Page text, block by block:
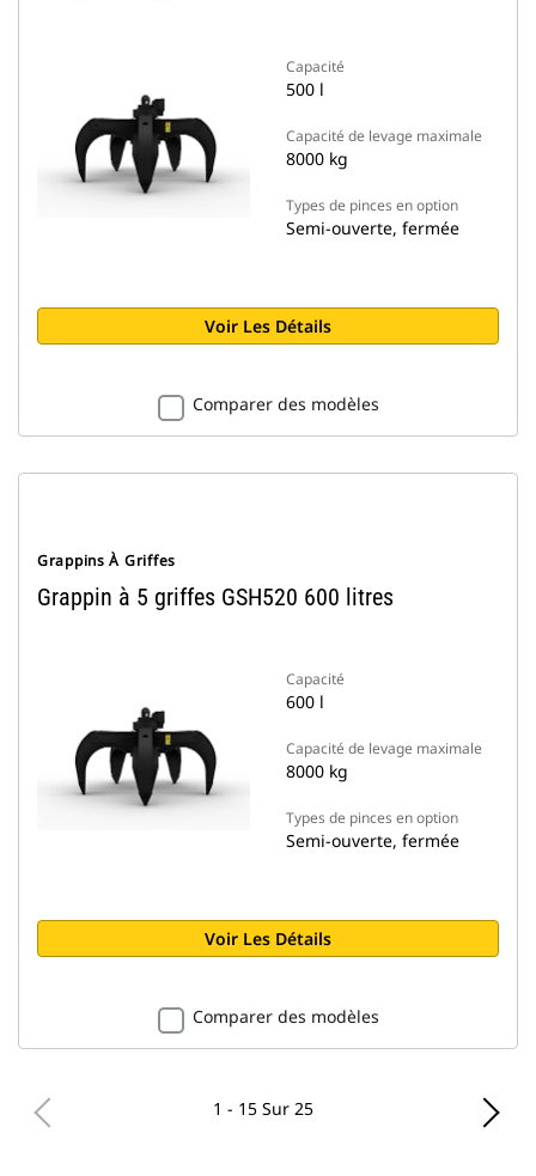
Capacité
500 l
Capacité de levage maximale
8000 kg
Types de pinces en option
Semi-ouverte, fermée
Voir Les Détails
Comparer des modèles
Grappins À Griffes
Grappin à 5 griffes GSH520 600 litres
Capacité
600 l
Capacité de levage maximale
8000 kg
Types de pinces en option
Semi-ouverte, fermée
Voir Les Détails
Comparer des modèles
1 - 15 Sur 25